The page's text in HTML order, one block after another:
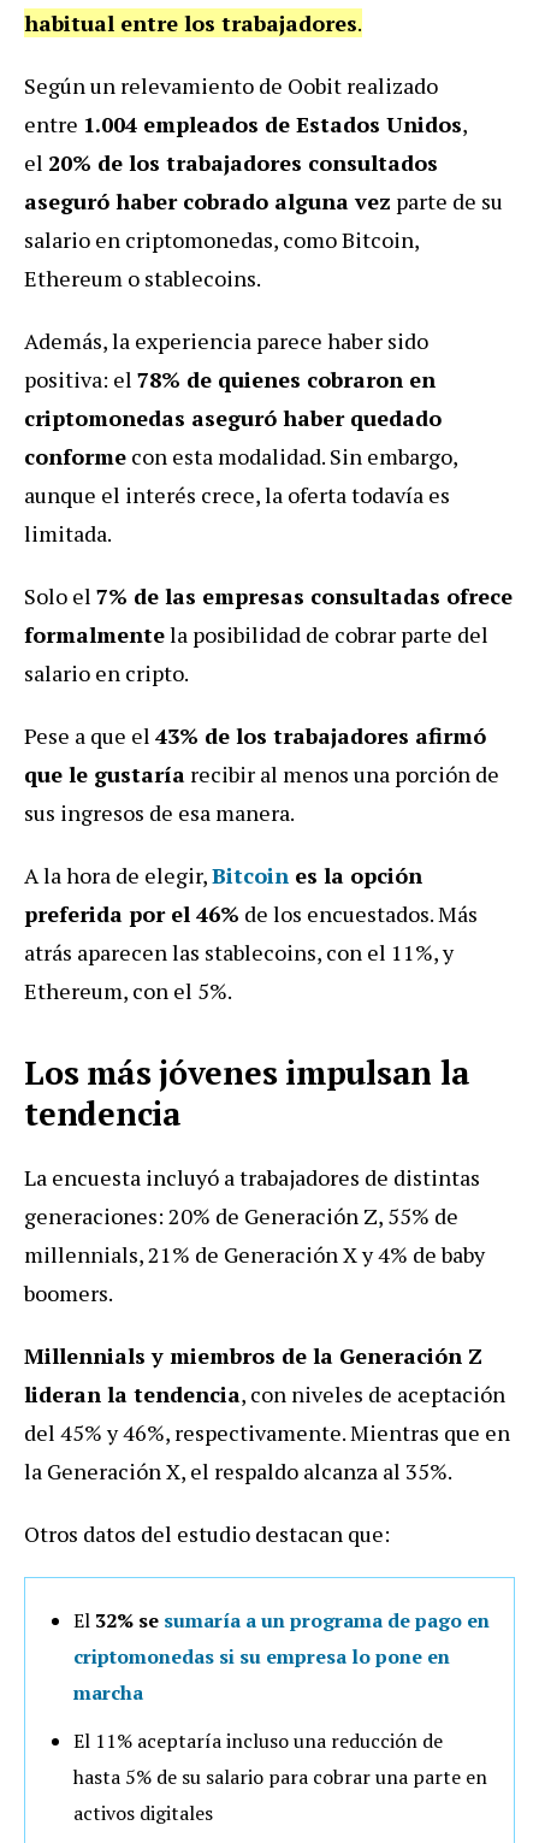
habitual entre los trabajadores.
Según un relevamiento de Oobit realizado
entre 1.004 empleados de Estados Unidos,
el 20% de los trabajadores consultados
aseguró haber cobrado alguna vez parte de su
salario en criptomonedas, como Bitcoin,
Ethereum o stablecoins.
Además, la experiencia parece haber sido
positiva: el 78% de quienes cobraron en
criptomonedas aseguró haber quedado
conforme con esta modalidad. Sin embargo,
aunque el interés crece, la oferta todavía es
limitada.
Solo el 7% de las empresas consultadas ofrece
formalmentela posibilidad de cobrar parte del
salario en cripto.
Pese a que el 43% de los trabajadores afirmó
que le gustaría recibir al menos una porción de
sus ingresos de esa manera.
A la hora de elegir,Bitcoin es la opción
preferida por el 46% de los encuestados. Más
atrás aparecen las stablecoins, con el 11%, y
Ethereum, con el 5%.
Los más jóvenes impulsan la
tendencia
La encuesta incluyó a trabajadores de distintas
generaciones: 20% de Generación Z, 55% de
millennials, 21% de Generación X y 4% de baby
boomers.
Millennials y miembros de la Generación Z
lideran la tendencia, con niveles de aceptación
del 45% y 46%, respectivamente. Mientras que en
la Generación X, el respaldo alcanza al 35%.
Otros datos del estudio destacan que:
El 32% se sumaría a un programa de pago en
criptomonedas si su empresa lo pone en
marcha
El 11% aceptaría incluso una reducción de
hasta 5% de su salario para cobrar una parte en
activos digitales